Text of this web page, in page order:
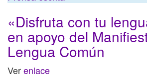
«Disfruta con tu
en apoyo del
Lengua Común
Verenlace